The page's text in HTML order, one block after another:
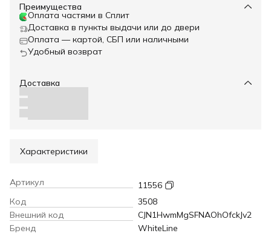
Преимущества
Оплата частями в Сплит
Доставка в пункты выдачи или до двери
Оплата — картой, СБП или наличными
Удобный возврат
Доставка
Характеристики
Артикул
11556
Код
3508
Внешний код
CJN1HwmMgSFNAOhOfckJv2
Бренд
WhiteLine